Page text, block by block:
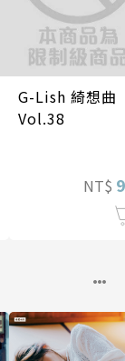
G-Lish 綺想曲
Vol.38
NT$